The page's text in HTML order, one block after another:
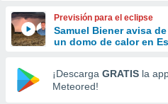
y
forma
digital
basada
Previsión para el eclipse
Samuel Biener avisa
un domo de calor en
¡Descarga GRATIS la
Meteored!